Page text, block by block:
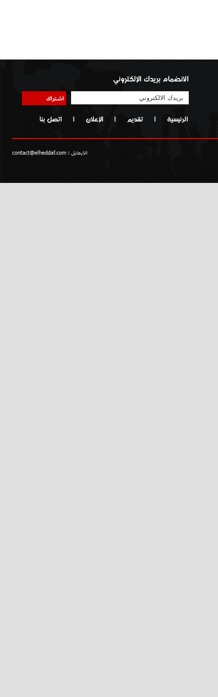
الانضمام بريدك الإلكتروني
اشتراك
الرئيسية | تقديم | الإعلان | اتصل بنا
الايمايل : contact@elheddaf.com